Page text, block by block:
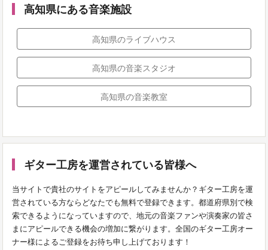
高知県にある音楽施設
高知県のライブハウス
高知県の音楽スタジオ
高知県の音楽教室
ギター工房を運営されている皆様へ
当サイトで貴社のサイトをアピールしてみませんか？ギター工房を運
営されている方ならどなたでも無料で登録できます。都道府県別で検
索できるようになっていますので、地元の音楽ファンや演奏家の皆さ
まにアピールできる機会の増加に繋がります。全国のギター工房オー
ナー様によるご登録をお待ち申し上げております！